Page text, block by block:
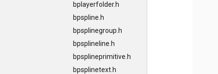
bplayerfolder.h
bpspline.h
bpsplinegroup.h
bpsplineline.h
bpsplineprimitive.h
bpsplinetext.h